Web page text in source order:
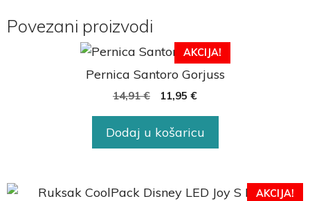
Povezani proizvodi
AKCIJA!
Pernica Santoro Gorjuss
14,91€ 11,95 €
Dodaj u košaricu
AKCIJA!